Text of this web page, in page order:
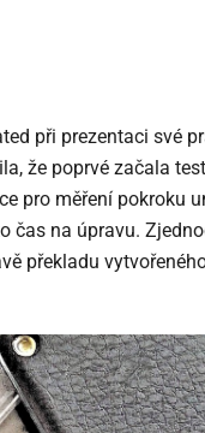
při prezentaci své
že poprvé začala
pro měření pokroku
čas na úpravu.
překladu